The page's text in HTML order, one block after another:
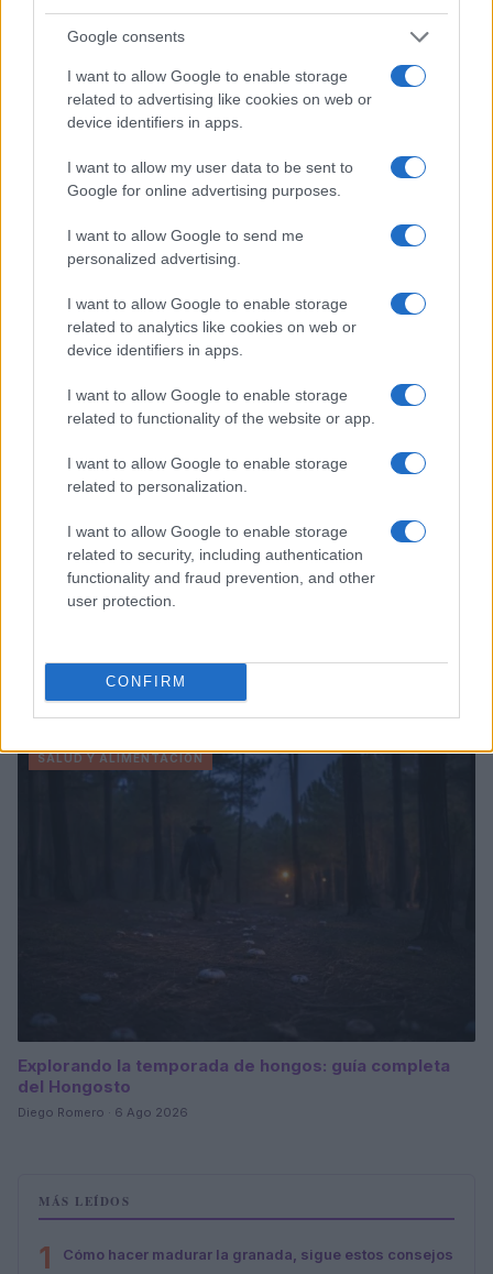
Google consents
I want to allow Google to enable storage
related to advertising like cookies on web or
device identifiers in apps.
I want to allow my user data to be sent to
Google for online advertising purposes.
I want to allow Google to send me
personalized advertising.
I want to allow Google to enable storage
related to analytics like cookies on web or
device identifiers in apps.
I want to allow Google to enable storage
related to functionality of the website or app.
I want to allow Google to enable storage
related to personalization.
I want to allow Google to enable storage
related to security, including authentication
functionality and fraud prevention, and other
user protection.
CONFIRM
Cómo crear y mantener un starter para pizzas y
Diego Romero · 6 Ago 2026
PASTAS Y PIZZAS
Receta fácil de pasta fría al pesto con pomodorini
para el verano
SALUD Y ALIMENTACIÓN
Explorando la temporada de hongos: guía completa
del Hongosto
Diego Romero · 6 Ago 2026
MÁS LEÍDOS
1 Cómo hacer madurar la granada, sigue estos consejos